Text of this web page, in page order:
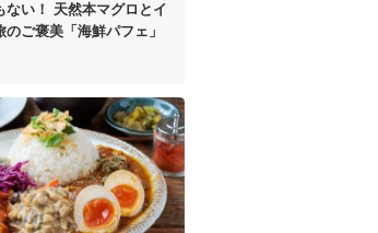
ない！ 天然本マグロとイ
のご褒美「海鮮パフェ」